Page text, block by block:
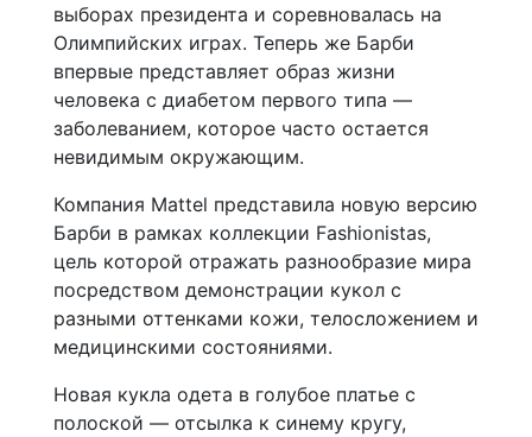
выборах президента и соревновалась на
Олимпийских играх. Теперь же Барби
впервые представляет образ жизни
человека с диабетом первого типа —
заболеванием, которое часто остается
невидимым окружающим.
Компания Mattel представила новую версию
Барби в рамках коллекции Fashionistas,
цель которой отражать разнообразие мира
посредством демонстрации кукол с
разными оттенками кожи, телосложением и
медицинскими состояниями.
Новая кукла одета в голубое платье с
полоской — отсылка к синему кругу,